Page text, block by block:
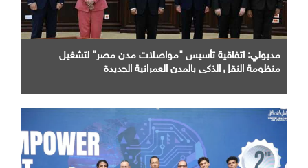
مدبولي: اتفاقية تأسيس "مواصلات مدن مصر" لتشغيل
منظومة النقل الذكي بالمدن العمرانية الجديدة